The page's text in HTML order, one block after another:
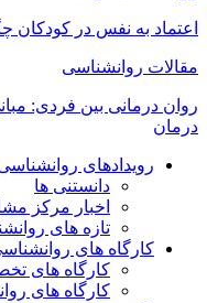
اعتماد به‌ نفس در
مقالات روانشناسی
روان درمانی بین فردی:
درمان
رویدادهای
دانستنی ها
اخبار مرکز
تازه های
کارگاه های
کارگاه های
کارگاه های